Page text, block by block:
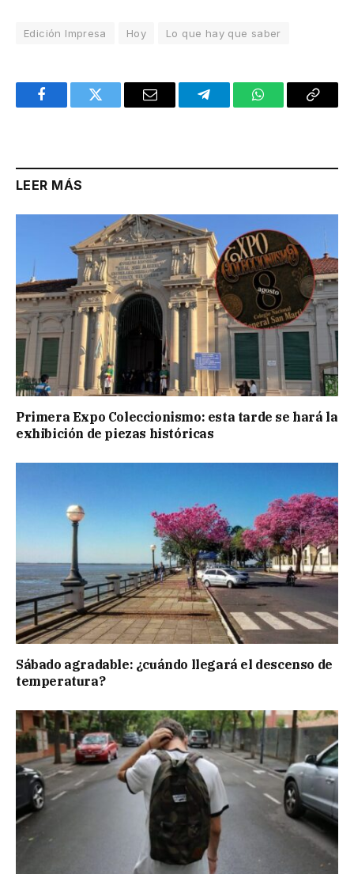
Edición Impresa Hoy Lo que hay que saber
FacebookTwitter Email TelegramWhatsAppCopy
LEER MÁS
Primera Expo Coleccionismo: esta tarde se hará la
exhibición de piezas históricas
Sábado agradable: ¿cuándo llegará el descenso de
temperatura?